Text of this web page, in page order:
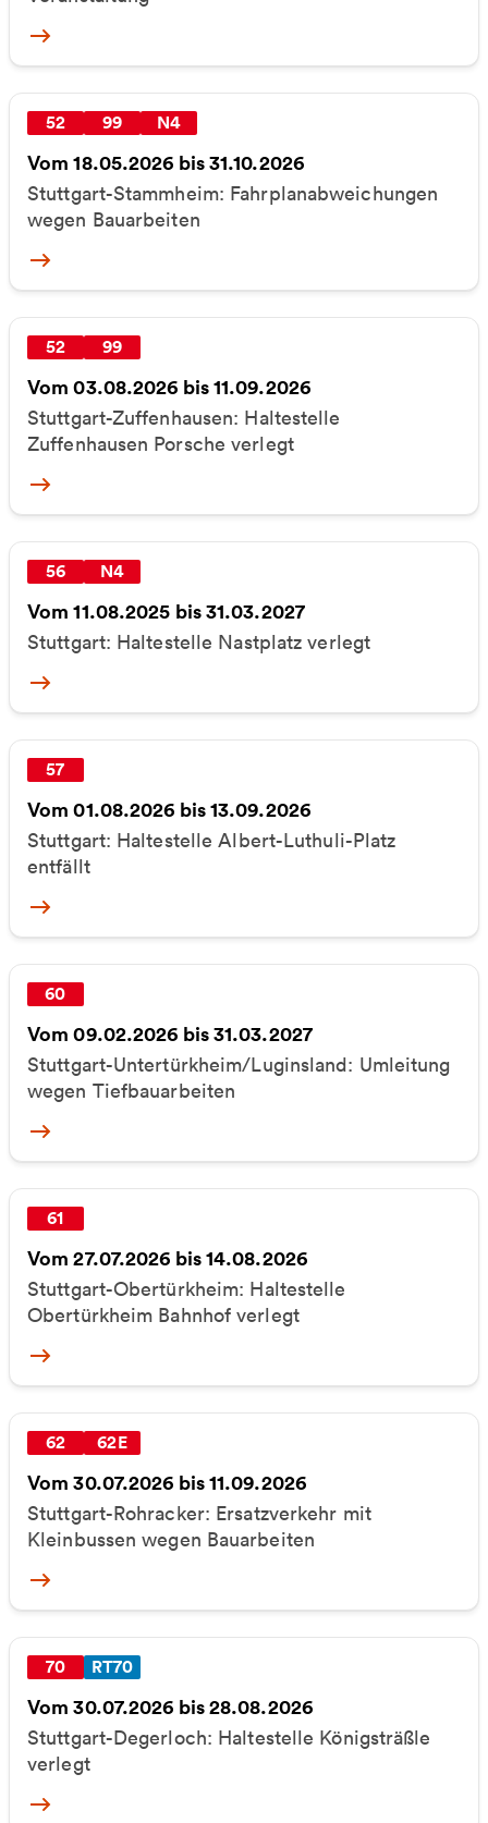
More
52 99 N4
Vom 18.05.2026 bis 31.10.2026
Stuttgart-Stammheim: Fahrplanabweichungen
wegen Bauarbeiten
More
52 99
Vom 03.08.2026 bis 11.09.2026
Stuttgart-Zuffenhausen: Haltestelle
Zuffenhausen Porsche verlegt
More
56 N4
Vom 11.08.2025 bis 31.03.2027
Stuttgart: Haltestelle Nastplatz verlegt
More
57
Vom 01.08.2026 bis 13.09.2026
Stuttgart: Haltestelle Albert-Luthuli-Platz
entfällt
More
60
Vom 09.02.2026 bis 31.03.2027
Stuttgart-Untertürkheim/Luginsland: Umleitung
wegen Tiefbauarbeiten
More
61
Vom 27.07.2026 bis 14.08.2026
Stuttgart-Obertürkheim: Haltestelle
Obertürkheim Bahnhof verlegt
More
62 62E
Vom 30.07.2026 bis 11.09.2026
Stuttgart-Rohracker: Ersatzverkehr mit
Kleinbussen wegen Bauarbeiten
More
70 RT70
Vom 30.07.2026 bis 28.08.2026
Stuttgart-Degerloch: Haltestelle Königsträßle
verlegt
More